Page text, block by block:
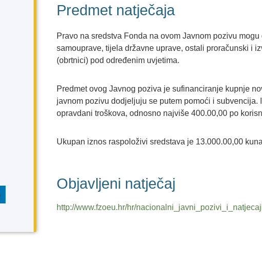
Predmet natječaja
Pravo na sredstva Fonda na ovom Javnom pozivu
samouprave, tijela državne uprave, ostali proračunski i
(obrtnici) pod određenim uvjetima.
Predmet ovog Javnog poziva je sufinanciranje kupnje
javnom pozivu dodjeljuju se putem pomoći i
opravdani troškova, odnosno najviše 400.00,00 po
Ukupan iznos raspoloživi sredstava je 13.000.00,00
Objavljeni natječaj
http://www.fzoeu.hr/hr/